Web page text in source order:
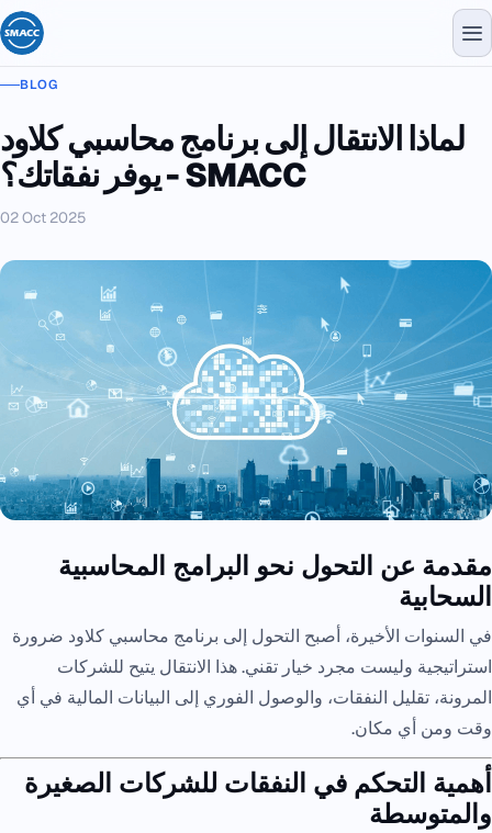
BLOG
لماذا الانتقال إلى برنامج محاسبي كلاود
يوفر نفقاتك؟ - SMACC
02 Oct 2025
مقدمة عن التحول نحو البرامج المحاسبية
السحابية
في السنوات الأخيرة، أصبح التحول إلى برنامج محاسبي كلاود ضرورة
استراتيجية وليست مجرد خيار تقني. هذا الانتقال يتيح للشركات
المرونة، تقليل النفقات، والوصول الفوري إلى البيانات المالية في أي
وقت ومن أي مكان.
أهمية التحكم في النفقات للشركات الصغيرة
والمتوسطة